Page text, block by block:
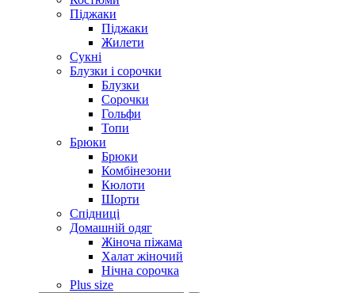
Піджаки
Піджаки
Жилети
Сукні
Блузки і сорочки
Блузки
Сорочки
Гольфи
Топи
Брюки
Брюки
Комбінезони
Кюлоти
Шорти
Спідниці
Домашній одяг
Жіноча піжама
Халат жіночий
Нічна сорочка
Plus size